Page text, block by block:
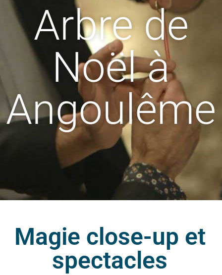
Arbre de
Noël à
Angoulême
Magie close-up et
spectacles